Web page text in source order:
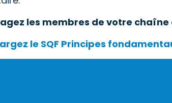
les membres de votre
le SQF Principes